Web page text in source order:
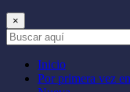
×
Inicio
Por primera vez